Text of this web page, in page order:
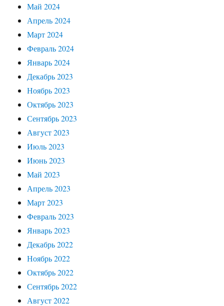
Май 2024
Апрель 2024
Март 2024
Февраль 2024
Январь 2024
Декабрь 2023
Ноябрь 2023
Октябрь 2023
Сентябрь 2023
Август 2023
Июль 2023
Июнь 2023
Май 2023
Апрель 2023
Март 2023
Февраль 2023
Январь 2023
Декабрь 2022
Ноябрь 2022
Октябрь 2022
Сентябрь 2022
Август 2022